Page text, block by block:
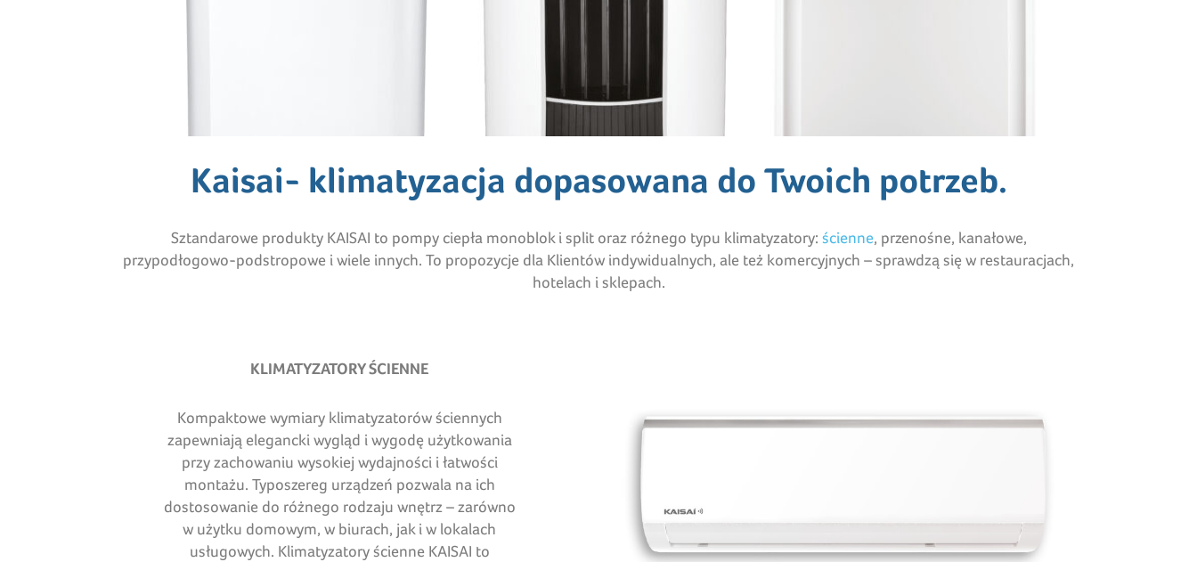
Kaisai- klimatyzacja dopasowana do Twoich potrzeb.
Sztandarowe produkty KAISAI to pompy ciepła monoblok i split oraz różnego typu klimatyzatory: ścienne, przenośne, kanałowe,
przypodłogowo-podstropowe i wiele innych. To propozycje dla Klientów indywidualnych, ale też komercyjnych – sprawdzą się w restauracjach,
hotelach i sklepach.
KLIMATYZATORY ŚCIENNE
Kompaktowe wymiary klimatyzatorów ściennych
zapewniają elegancki wygląd i wygodę użytkowania
przy zachowaniu wysokiej wydajności i łatwości
montażu. Typoszereg urządzeń pozwala na ich
dostosowanie do różnego rodzaju wnętrz – zarówno
w użytku domowym, w biurach, jak i w lokalach
usługowych. Klimatyzatory ścienne KAISAI to